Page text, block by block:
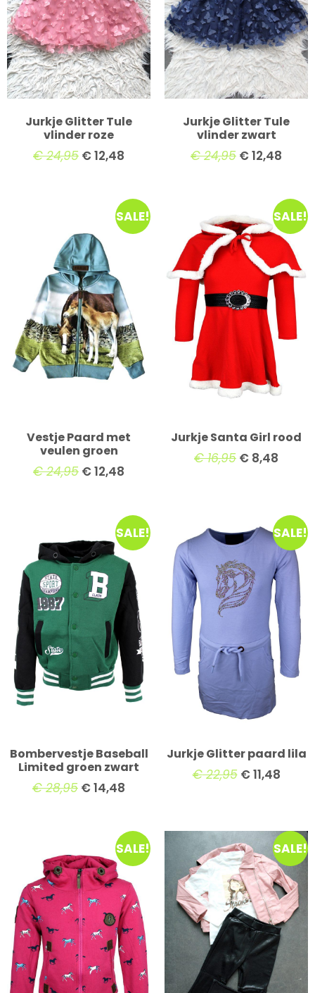
Jurkje Glitter Tule
vlinder roze
€24,95 €12,48
Jurkje Glitter Tule
vlinder zwart
€24,95 €12,48
SALE!
Vestje Paard met
veulen groen
€24,95 €12,48
SALE!
Jurkje Santa Girl rood
€16,95 € 8,48
SALE!
Bombervestje Baseball
Limited groen zwart
€28,95 €14,48
SALE!
Jurkje Glitter paard lila
€22,95 €11,48
SALE! SALE!